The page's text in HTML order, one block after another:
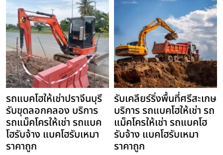
รถแบคโฮให้เช่าปราจีนบุรี
รับขุดลอกคลอง บริการ
รถแม็คโครให้เช่า รถแบค
โฮรับจ้าง แบคโฮรับเหมา
ราคาถูก
รับเคลียร์ริ่งพื้นที่ศรีสะเกษ
บริการ รถแบคโฮให้เช่า รถ
แม็คโครให้เช่า รถแบคโฮ
รับจ้าง แบคโฮรับเหมา
ราคาถูก